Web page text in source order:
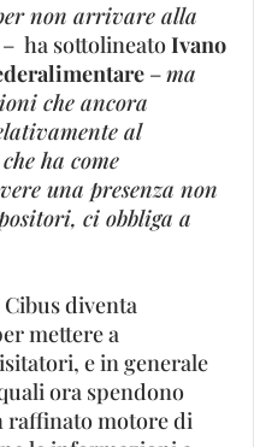
non arrivare alla
– ha sottolineatoIvano
–ma
che ancora
al
ha come
una presenza non
ci obbliga a
diventa
mettere a
e in generale
ora spendono
raffinato motore di